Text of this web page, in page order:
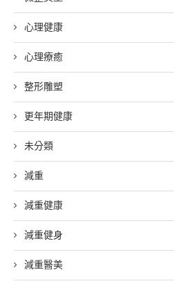
心理健康
心理療癒
整形雕塑
更年期健康
未分類
減重
減重健康
減重健身
減重醫美